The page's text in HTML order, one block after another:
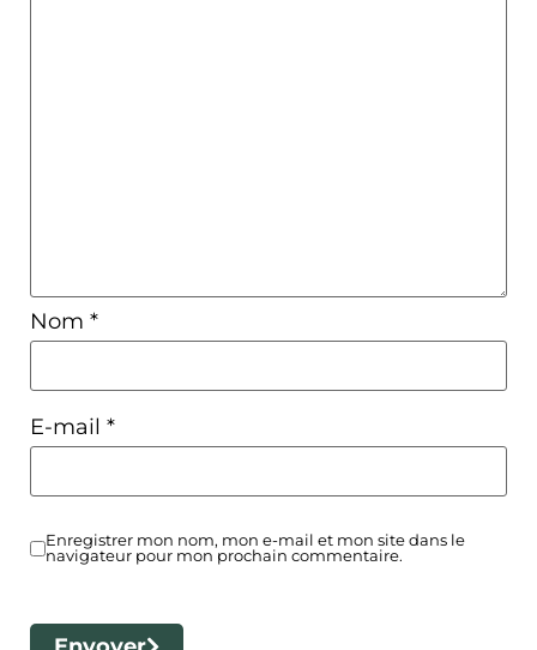
Nom *
E-mail *
Enregistrer mon nom, mon e-mail et mon site dans le
navigateur pour mon prochain commentaire.